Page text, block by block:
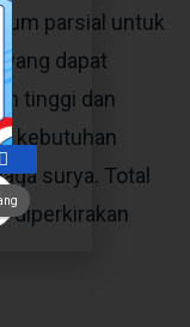
parsial untuk
dapat
tinggi dan
kebutuhan
surya. Total
diperkirakan